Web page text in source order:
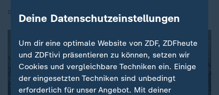
02.12.2025 | 09:00
Deine Datenschutzeinstellungen
Um dir eine optimale Website von ZDF, ZDFheute
und ZDFtivi präsentieren zu können, setzen wir
Cookies und vergleichbare Techniken ein. Einige
der eingesetzten Techniken sind unbedingt
erforderlich für unser Angebot. Mit deiner